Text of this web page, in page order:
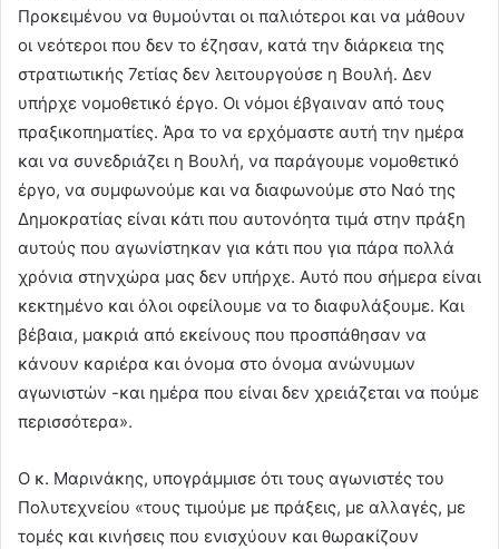
Προκειμένου να θυμούνται οι παλιότεροι και να μάθουν
οι νεότεροι που δεν το έζησαν, κατά την διάρκεια της
στρατιωτικής 7ετίας δεν λειτουργούσε η Βουλή. Δεν
υπήρχε νομοθετικό έργο. Οι νόμοι έβγαιναν από τους
πραξικοπηματίες. Άρα το να ερχόμαστε αυτή την ημέρα
και να συνεδριάζει η Βουλή, να παράγουμε νομοθετικό
έργο, να συμφωνούμε και να διαφωνούμε στο Ναό της
Δημοκρατίας είναι κάτι που αυτονόητα τιμά στην πράξη
αυτούς που αγωνίστηκαν για κάτι που για πάρα πολλά
χρόνια στηνχώρα μας δεν υπήρχε. Αυτό που σήμερα είναι
κεκτημένο και όλοι οφείλουμε να το διαφυλάξουμε. Και
βέβαια, μακριά από εκείνους που προσπάθησαν να
κάνουν καριέρα και όνομα στο όνομα ανώνυμων
αγωνιστών -και ημέρα που είναι δεν χρειάζεται να πούμε
περισσότερα».
Ο κ. Μαρινάκης, υπογράμμισε ότι τους αγωνιστές του
Πολυτεχνείου «τους τιμούμε με πράξεις, με αλλαγές, με
τομές και κινήσεις που ενισχύουν και θωρακίζουν